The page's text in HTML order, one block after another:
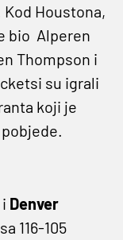
Houstona,
bio Alperen
Thompson i
su igrali
koji je
Denver
116-105